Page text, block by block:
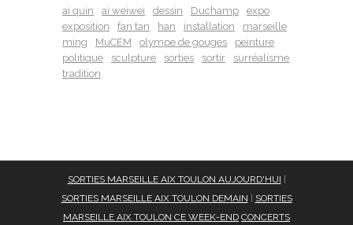
ai quin ai weiwei dessin Duchamp
expo
exposition
fan tan han installation
marseille
ming
MuCEM olympe de gouges
peinture
politique
sculpture sorties sortir
surréalisme
tradition
SORTIES MARSEILLE AIX TOULON AUJOURD'HUI
SORTIES MARSEILLE AIX TOULON DEMAIN
SORTIES
MARSEILLE AIX TOULON CE WEEK-END CONCERTS